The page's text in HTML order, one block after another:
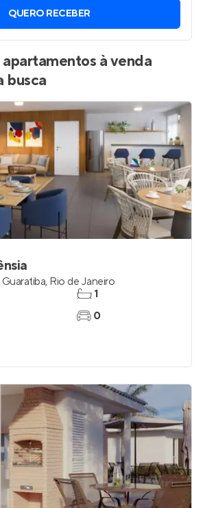
QUERO RECEBER
à venda
busca
Guaratiba, Rio de Janeiro
1
0